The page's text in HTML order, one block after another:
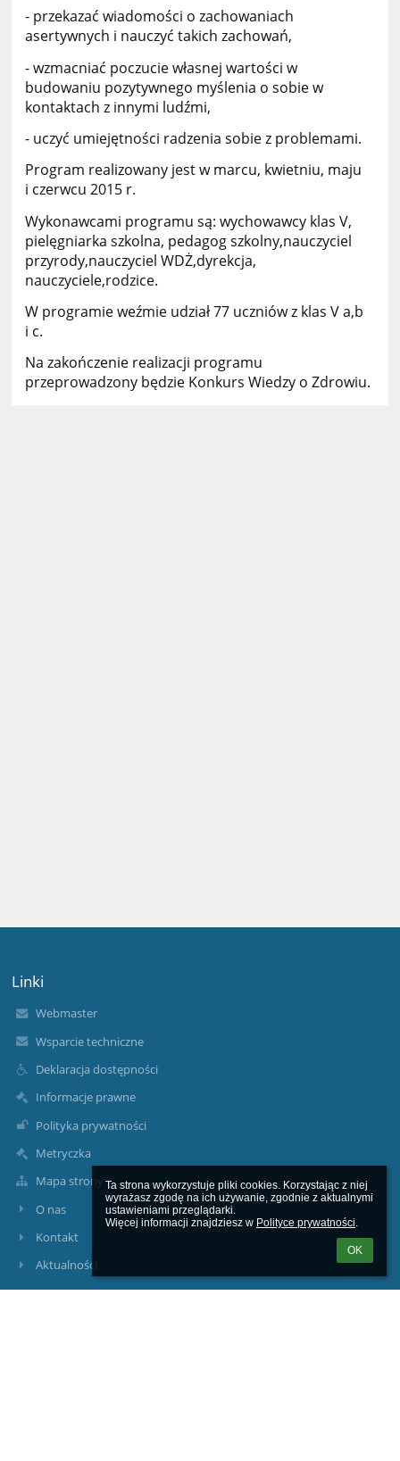
Ta strona wykorzystuje pliki cookies. Korzystając z niej
wyrażasz zgodę na ich używanie, zgodnie z aktualnymi
ustawieniami przeglądarki.
Więcej informacji znajdziesz w Polityce prywatności.
OK
- przekazać wiadomości o zachowaniach
asertywnych i nauczyć takich zachowań,
- wzmacniać poczucie własnej wartości w
budowaniu pozytywnego myślenia o sobie w
kontaktach z innymi ludźmi,
- uczyć umiejętności radzenia sobie z problemami.
Program realizowany jest w marcu, kwietniu, maju
i czerwcu 2015 r.
Wykonawcami programu są: wychowawcy klas V,
pielęgniarka szkolna, pedagog szkolny,nauczyciel
przyrody,nauczyciel WDŻ,dyrekcja,
nauczyciele,rodzice.
W programie weźmie udział 77 uczniów z klas V a,b
i c.
Na zakończenie realizacji programu
przeprowadzony będzie Konkurs Wiedzy o Zdrowiu.
Linki
Webmaster
Wsparcie techniczne
Deklaracja dostępności
Informacje prawne
Polityka prywatności
Metryczka
Mapa strony
O nas
Kontakt
Aktualności